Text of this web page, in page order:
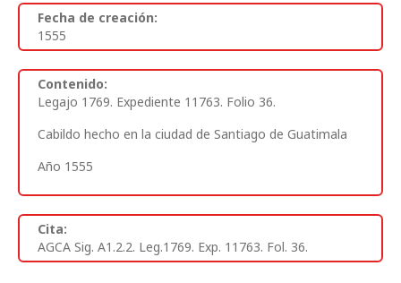
Fecha de creación:
1555
Contenido:
Legajo 1769. Expediente 11763. Folio 36.
Cabildo hecho en la ciudad de Santiago de Guatimala
Año 1555
Cita:
AGCA Sig. A1.2.2. Leg.1769. Exp. 11763. Fol. 36.